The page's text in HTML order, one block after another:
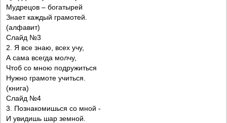
Мудрецов – богатырей
Знает каждый грамотей.
(алфавит)
Слайд №3
2. Я все знаю, всех учу,
А сама всегда молчу,
Чтоб со мною подружиться
Нужно грамоте учиться.
(книга)
Слайд №4
3. Познакомишься со мной -
И увидишь шар земной.